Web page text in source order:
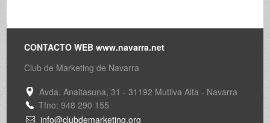
CONTACTO WEB www.navarra.net
Club de Marketing de Navarra
Avda. Anaitasuna, 31 - 31192 Mutilva Alta - Navarra
Tfno: 948 290 155
info@clubdemarketing.org